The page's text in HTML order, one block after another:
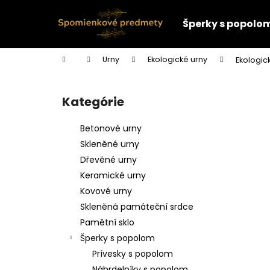
Šperky s
Domov Urny Ekologické urny
Preskočiť
kategórie
Kategórie
Betonové urny
Skleněné urny
Dřevěné urny
Keramické urny
Kovové urny
Skleněná památeční srdce
Pamětní sklo
Šperky s popolom
Prívesky s popolom
í
Späť
do
Späť
do